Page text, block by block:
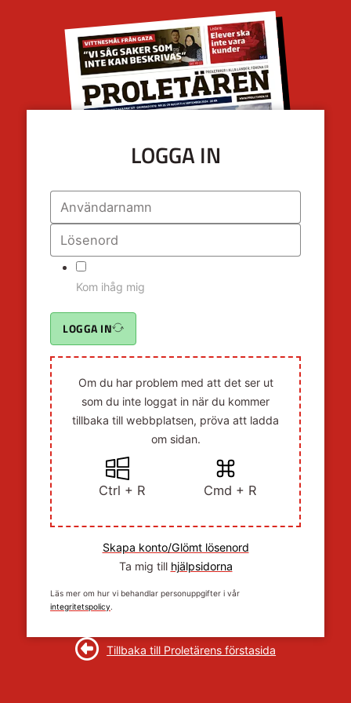
LOGGA IN
Kom ihåg mig
LOGGA IN
Om du har problem med att det ser ut
som du inte loggat in när du kommer
tillbaka till webbplatsen, pröva att ladda
om sidan.
Ctrl + R Cmd + R
Skapa konto/Glömt lösenord
Ta mig till hjälpsidorna
Läs mer om hur vi behandlar personuppgifter i vår
integritetspolicy.
Tillbaka till Proletärens förstasida